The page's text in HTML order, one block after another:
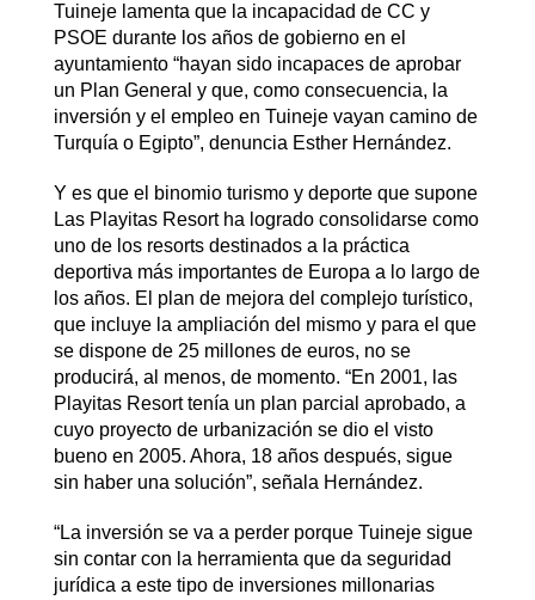
Tuineje lamenta que la incapacidad de CC y
PSOE durante los años de gobierno en el
ayuntamiento “hayan sido incapaces de aprobar
un Plan General y que, como consecuencia, la
inversión y el empleo en Tuineje vayan camino de
Turquía o Egipto”, denuncia Esther Hernández.
Y es que el binomio turismo y deporte que supone
Las Playitas Resort ha logrado consolidarse como
uno de los resorts destinados a la práctica
deportiva más importantes de Europa a lo largo de
los años. El plan de mejora del complejo turístico,
que incluye la ampliación del mismo y para el que
se dispone de 25 millones de euros, no se
producirá, al menos, de momento. “En 2001, las
Playitas Resort tenía un plan parcial aprobado, a
cuyo proyecto de urbanización se dio el visto
bueno en 2005. Ahora, 18 años después, sigue
sin haber una solución”, señala Hernández.
“La inversión se va a perder porque Tuineje sigue
sin contar con la herramienta que da seguridad
jurídica a este tipo de inversiones millonarias